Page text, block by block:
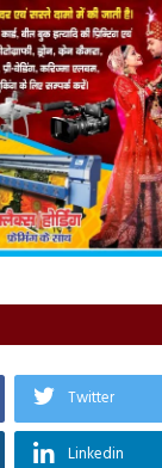
Twitter
Linkedin